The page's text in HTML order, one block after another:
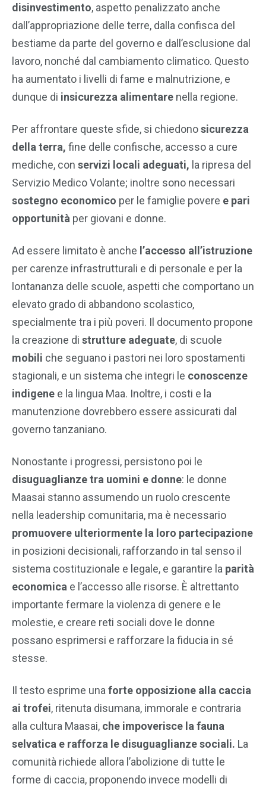
disinvestimento, aspetto penalizzato anche
dall’appropriazione delle terre, dalla confisca del
bestiame da parte del governo e dall’esclusione dal
lavoro, nonché dal cambiamento climatico. Questo
ha aumentato i livelli di fame e malnutrizione, e
dunque di insicurezza alimentare nella regione.
Per affrontare queste sfide, si chiedonosicurezza
della terra, fine delle confische, accesso a cure
mediche, con servizi locali adeguati, la ripresa del
Servizio Medico Volante; inoltre sono necessari
sostegno economico per le famiglie povere e pari
opportunità per giovani e donne.
Ad essere limitato è anche l’accesso all’istruzione
per carenze infrastrutturali e di personale e per la
lontananza delle scuole, aspetti che comportano un
elevato grado di abbandono scolastico,
specialmente tra i più poveri. Il documento propone
la creazione di strutture adeguate, di scuole
mobili che seguano i pastori nei loro spostamenti
stagionali, e un sistema che integri le conoscenze
indigene e la lingua Maa. Inoltre, i costi e la
manutenzione dovrebbero essere assicurati dal
governo tanzaniano.
Nonostante i progressi, persistono poi le
disuguaglianze tra uomini e donne: le donne
Maasai stanno assumendo un ruolo crescente
nella leadership comunitaria, ma è necessario
promuovere ulteriormente la loro partecipazione
in posizioni decisionali, rafforzando in tal senso il
sistema costituzionale e legale, e garantire la parità
economica e l’accesso alle risorse. È altrettanto
importante fermare la violenza di genere e le
molestie, e creare reti sociali dove le donne
possano esprimersi e rafforzare la fiducia in sé
stesse.
Il testo esprime una forte opposizione alla caccia
ai trofei, ritenuta disumana, immorale e contraria
alla cultura Maasai, che impoverisce la fauna
selvatica e rafforza le disuguaglianze sociali. La
comunità richiede allora l’abolizione di tutte le
forme di caccia, proponendo invece modelli di